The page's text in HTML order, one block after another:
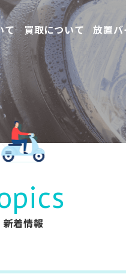
て 買取について 放置
新着情報